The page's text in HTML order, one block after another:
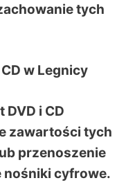
tych
w Legnicy
DVD i CD
zawartości tych
przenoszenie
nośniki cyfrowe.